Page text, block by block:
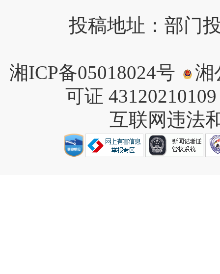
投稿地址：部门
湘ICP备05018024号
湘
可证
互联网违法